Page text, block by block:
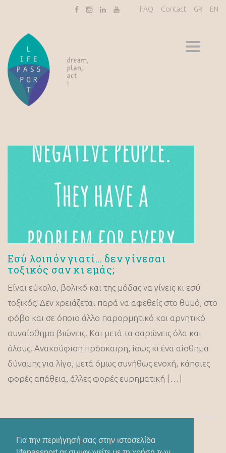
Για την περιήγησή σας στην ιστοσελίδα
EN
GR
Contact
FAQ
Toggle
Εσύ λοιπόν γιατί… δεν γίνεσαι
τοξικός σαν κι εμάς;
Είναι εύκολο, βολικό και της μόδας να γίνεις κι εσύ
τοξικός! Δεν χρειάζεται παρά να αφεθείς στο θυμό, στο
φόβο και σε όποιο άλλο παρορμητικό και αρνητικό
συναίσθημα βιώνεις. Και μετά τα σαρώνεις όλα και
όλους. Ανακούφιση πρόσκαιρη, ίσως κι ένα αίσθημα
δύναμης για λίγο, μετά όμως συνήθως ενοχή, κάποιες
φορές απάθεια, άλλες φορές ευρηματική […]